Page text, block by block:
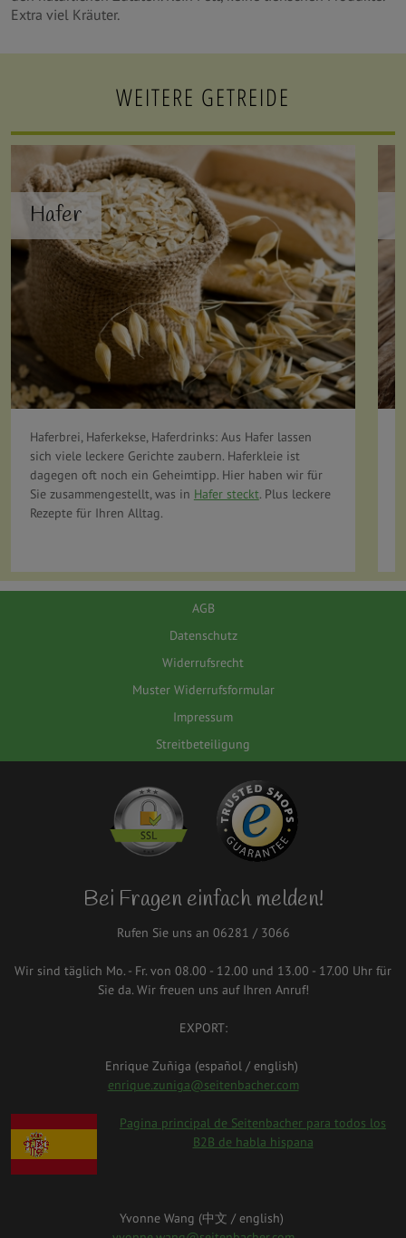
Extra viel Kräuter.
WEITERE GETREIDE
Hafer
Haferbrei, Haferkekse, Haferdrinks: Aus Hafer lassen
sich viele leckere Gerichte zaubern. Haferkleie ist
dagegen oft noch ein Geheimtipp. Hier haben wir für
Sie zusammengestellt, was in Hafer steckt. Plus leckere
Rezepte für Ihren Alltag.
AGB
Datenschutz
Widerrufsrecht
Muster Widerrufsformular
Impressum
Streitbeteiligung
Bei Fragen einfach melden!
Rufen Sie uns an 06281 / 3066
Wir sind täglich Mo. - Fr. von 08.00 - 12.00 und 13.00 - 17.00 Uhr für
Sie da. Wir freuen uns auf Ihren Anruf!
EXPORT:
Enrique Zuñiga (español / english)
enrique.zuniga@seitenbacher.com
spanien.png
Pagina principal de Seitenbacher para todos los
B2B de habla hispana
Yvonne Wang (中⽂ / english)